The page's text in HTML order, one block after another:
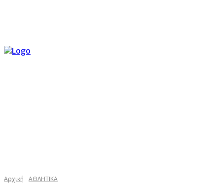
Αρχική ΑΘΛΗΤΙΚΑ